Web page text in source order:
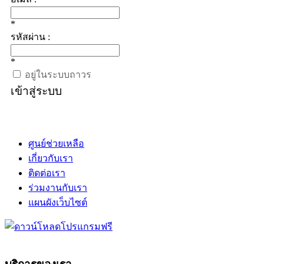
*
รหัสผ่าน :
*
อยู่ในระบบถาวร
เข้าสู่ระบบ
ศูนย์ช่วยเหลือ
เกี่ยวกับเรา
ติดต่อเรา
ร่วมงานกับเรา
แผนผังเว็บไซต์